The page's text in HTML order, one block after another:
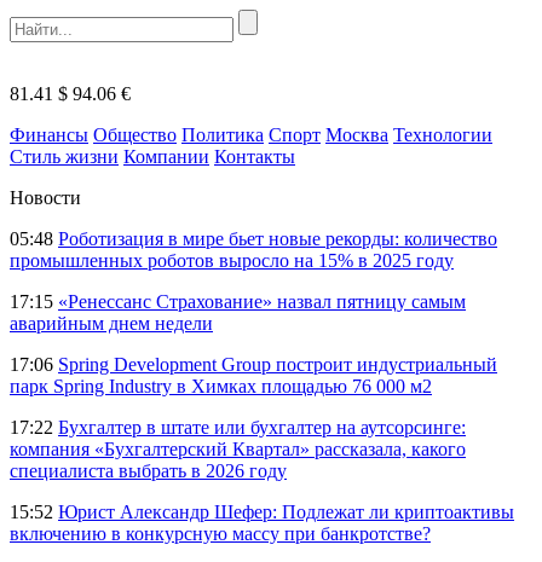
81.41 $ 94.06 €
Финансы Общество Политика Спорт Москва Технологии
Стиль жизни Компании Контакты
Новости
05:48 Роботизация в мире бьет новые рекорды: количество
промышленных роботов выросло на 15% в 2025 году
17:15 «Ренессанс Страхование» назвал пятницу самым
аварийным днем недели
17:06 Spring Development Group построит индустриальный
парк Spring Industry в Химках площадью 76 000 м2
17:22 Бухгалтер в штате или бухгалтер на аутсорсинге:
компания «Бухгалтерский Квартал» рассказала, какого
специалиста выбрать в 2026 году
15:52 Юрист Александр Шефер: Подлежат ли криптоактивы
включению в конкурсную массу при банкротстве?